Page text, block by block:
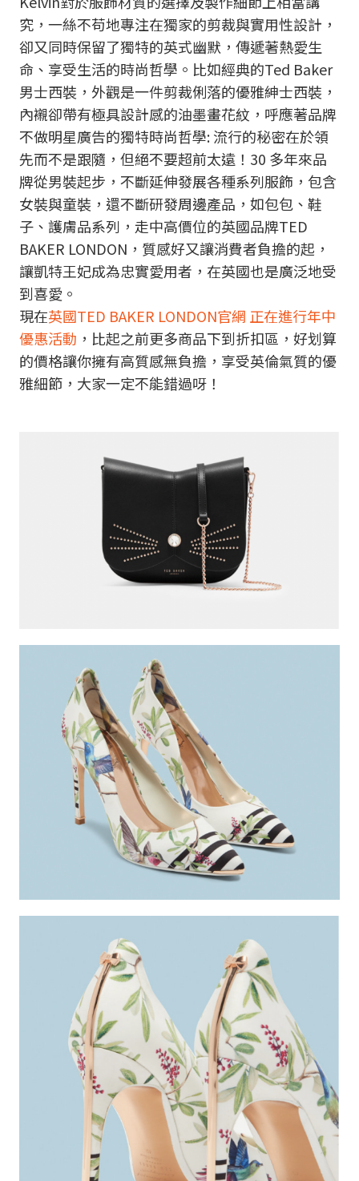
究，一絲不苟地專注在獨家的剪裁與實用性設計，
卻又同時保留了獨特的英式幽默，傳遞著熱愛生
命、享受生活的時尚哲學。比如經典的Ted Baker
男士西裝，外觀是一件剪裁俐落的優雅紳士西裝，
內襯卻帶有極具設計感的油墨畫花紋，呼應著品牌
不做明星廣告的獨特時尚哲學: 流行的秘密在於領
先而不是跟隨，但絕不要超前太遠！30 多年來品
牌從男裝起步，不斷延伸發展各種系列服飾，包含
女裝與童裝，還不斷研發周邊產品，如包包、鞋
子、護膚品系列，走中高價位的英國品牌TED
BAKER LONDON，質感好又讓消費者負擔的起，
讓凱特王妃成為忠實愛用者，在英國也是廣泛地受
到喜愛。
現在英國TED BAKER LONDON官網 正在進行年中
優惠活動 ，比起之前更多商品下到折扣區，好划算
的價格讓你擁有高質感無負擔，享受英倫氣質的優
雅細節，大家一定不能錯過呀！